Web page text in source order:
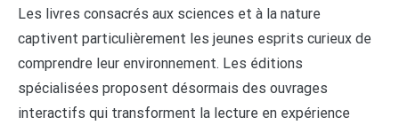
Les livres consacrés aux sciences et à la nature
captivent particulièrement les jeunes esprits curieux de
comprendre leur environnement. Les éditions
spécialisées proposent désormais des ouvrages
interactifs qui transforment la lecture en expérience